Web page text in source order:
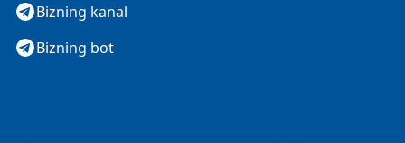
Bizning kanal
Bizning bot